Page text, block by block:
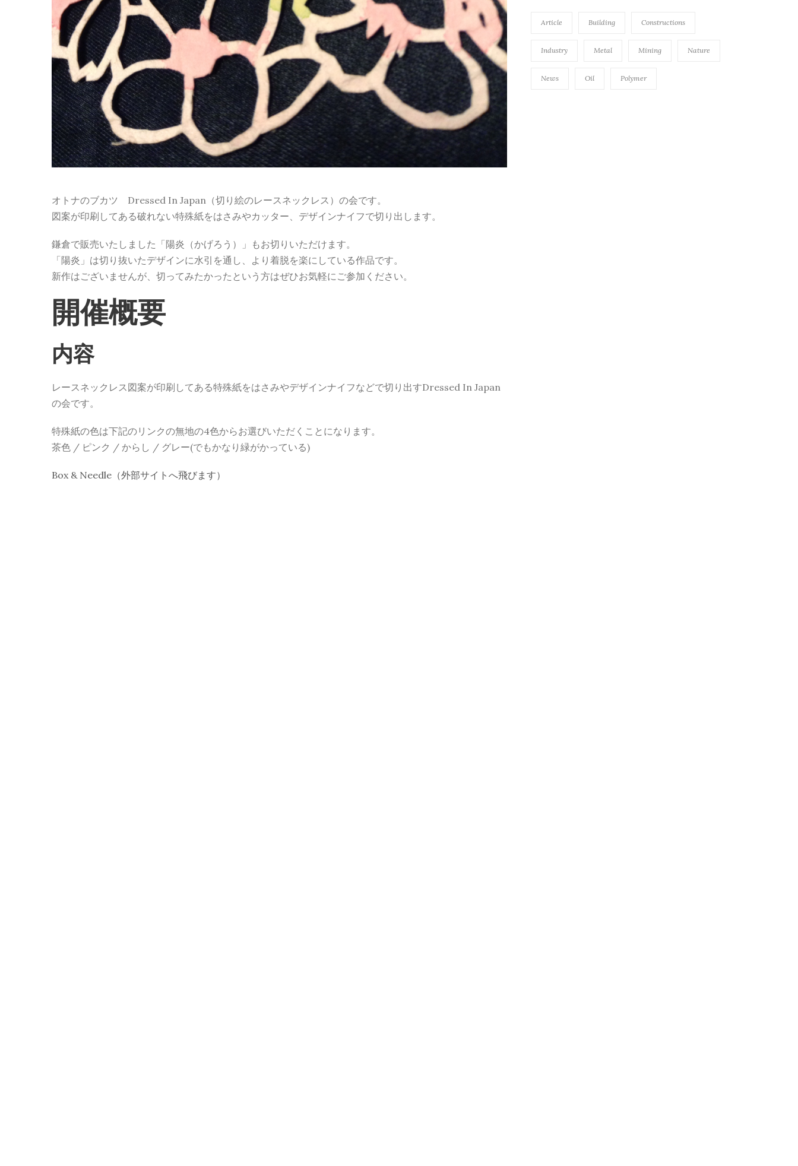
オトナのブカツ Dressed In Japan（切り絵のレースネックレス）の会です。
図案が印刷してある破れない特殊紙をはさみやカッター、デザインナイフで切り出します。
鎌倉で販売いたしました「陽炎（かげろう）」もお切りいただけます。
「陽炎」は切り抜いたデザインに水引を通し、より着脱を楽にしている作品です。
新作はございませんが、切ってみたかったという方はぜひお気軽にご参加ください。
開催概要
内容
レースネックレス図案が印刷してある特殊紙をはさみやデザインナイフなどで切り出すDressed In Japan
の会です。
特殊紙の色は下記のリンクの無地の4色からお選びいただくことになります。
茶色 / ピンク / からし / グレー(でもかなり緑がかっている)
Box & Needle（外部サイトへ飛びます）
Article Building Constructions
Industry Metal Mining Nature
News Oil Polymer